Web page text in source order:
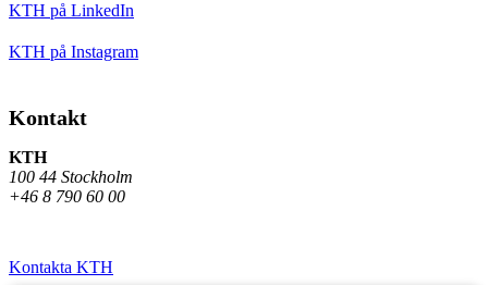
KTH på LinkedIn
KTH på Instagram
Kontakt
KTH
100 44 Stockholm
+46 8 790 60 00
Kontakta KTH